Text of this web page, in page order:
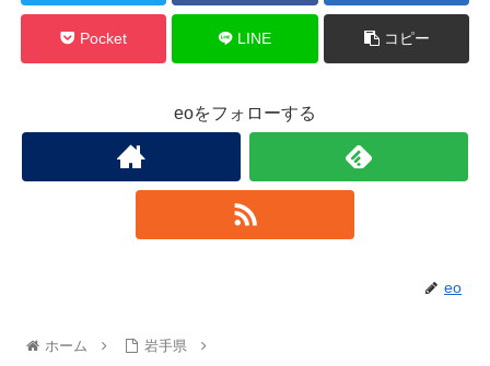
Pocket LINE コピー
eoをフォローする
eo
ホーム 岩手県